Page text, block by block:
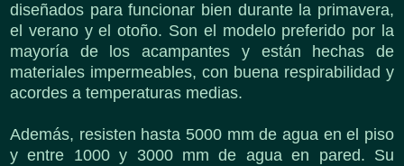
diseñados para funcionar bien durante la primavera,
el verano y el otoño. Son el modelo preferido por la
mayoría de los acampantes y están hechas de
materiales impermeables, con buena respirabilidad y
acordes a temperaturas medias.
Además, resisten hasta 5000 mm de agua en el piso
y entre 1000 y 3000 mm de agua en pared. Su